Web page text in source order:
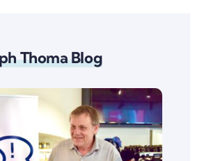
Thoma Blog